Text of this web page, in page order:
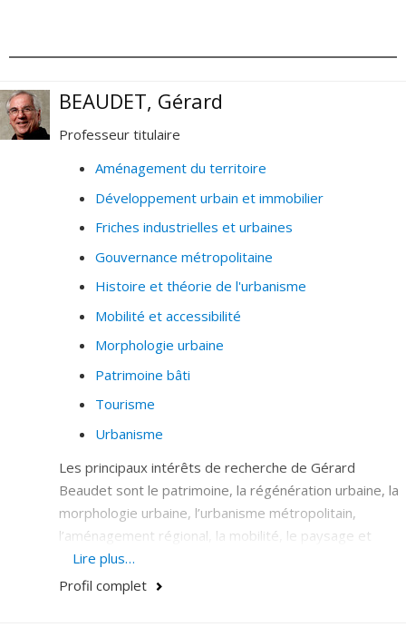
BEAUDET, Gérard
Professeur titulaire
Aménagement du territoire
Développement urbain et immobilier
Friches industrielles et urbaines
Gouvernance métropolitaine
Histoire et théorie de l'urbanisme
Mobilité et accessibilité
Morphologie urbaine
Patrimoine bâti
Tourisme
Urbanisme
Les principaux intérêts de recherche de Gérard
Beaudet sont le patrimoine, la régénération urbaine, la
morphologie urbaine, l’urbanisme métropolitain,
l’aménagement régional, la mobilité, le paysage et
l’aménagement touristique. Il est présentement co-
responsable de l’Observatoire de la mobilité durable
Lire plus…
Profil complet